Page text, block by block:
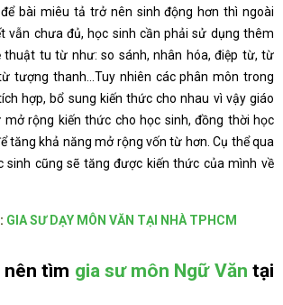
bài miêu tả trở nên sinh động hơn thì ngoài
vẫn chưa đủ, học sinh cần phải sử dụng thêm
thuật tu từ như: so sánh, nhân hóa, điệp từ, từ
tượng thanh…Tuy nhiên các phân môn trong
hợp, bổ sung kiến thức cho nhau vì vậy giáo
rộng kiến thức cho học sinh, đồng thời học
tăng khả năng mở rộng vốn từ hơn. Cụ thể qua
sinh cũng sẽ tăng được kiến thức của mình về
GIA SƯ DẠY MÔN VĂN TẠI NHÀ TPHCM
nên tìm gia sư môn Ngữ Văn tại